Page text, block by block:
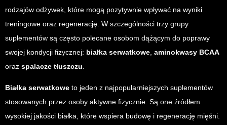
rodzajów odżywek, które mogą pozytywnie wpływać na wyniki
treningowe oraz regenerację. W szczególności trzy grupy
suplementów są często polecane osobom dążącym do poprawy
swojej kondycji fizycznej: białka serwatkowe aminokwasy BCAA
oraz spalacze tłuszczu
Białka serwatkowe to jeden z najpopularniejszych suplementów
stosowanych przez osoby aktywne fizycznie. Są one źródłem
wysokiej jakości białka, które wspiera budowę i regenerację mięśni.